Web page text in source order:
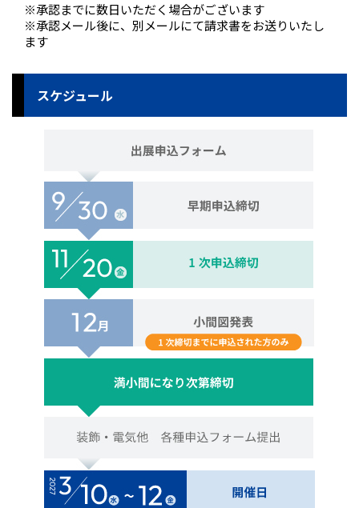
※承認までに数日いただく場合がございます
※承認メール後に、別メールにて請求書をお送りいたし
ます
スケジュール